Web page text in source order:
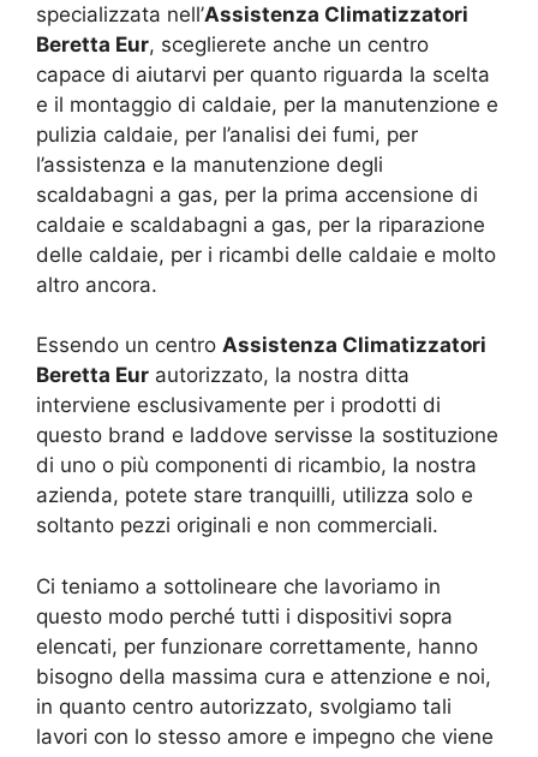
specializzata nell’Assistenza Climatizzatori
Beretta Eur, sceglierete anche un centro
capace di aiutarvi per quanto riguarda la scelta
e il montaggio di caldaie, per la manutenzione e
pulizia caldaie, per l’analisi dei fumi, per
l’assistenza e la manutenzione degli
scaldabagni a gas, per la prima accensione di
caldaie e scaldabagni a gas, per la riparazione
delle caldaie, per i ricambi delle caldaie e molto
altro ancora.
Essendo un centro Assistenza Climatizzatori
Beretta Eur autorizzato, la nostra ditta
interviene esclusivamente per i prodotti di
questo brand e laddove servisse la sostituzione
di uno o più componenti di ricambio, la nostra
azienda, potete stare tranquilli, utilizza solo e
soltanto pezzi originali e non commerciali.
Ci teniamo a sottolineare che lavoriamo in
questo modo perché tutti i dispositivi sopra
elencati, per funzionare correttamente, hanno
bisogno della massima cura e attenzione e noi,
in quanto centro autorizzato, svolgiamo tali
lavori con lo stesso amore e impegno che viene